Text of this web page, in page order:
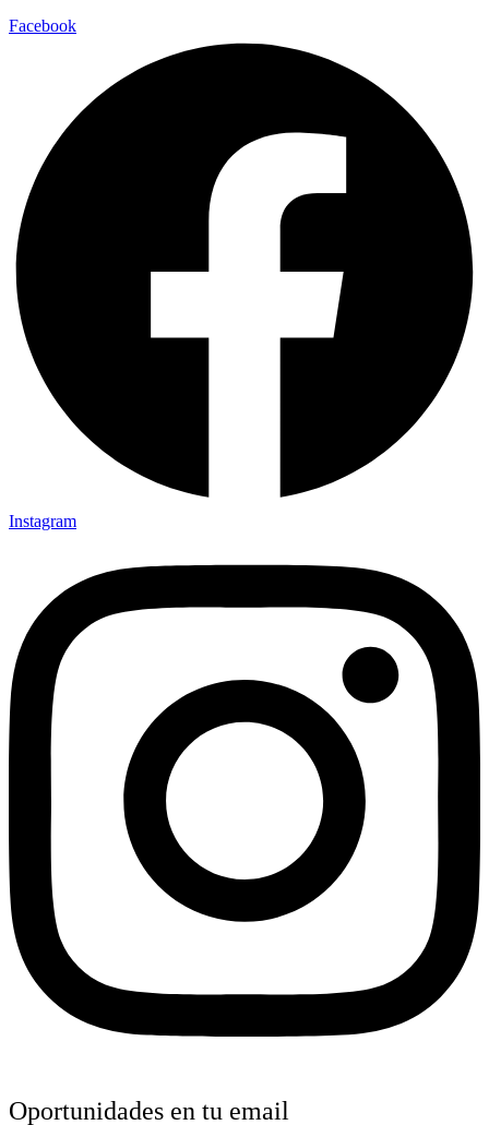
Facebook
Instagram
Oportunidades en tu email